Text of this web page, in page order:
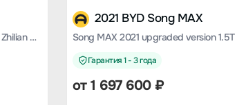
Song MAX 2019 1.5T automatic Zhilian Ruijin type 6-seater Country VI
2021 BYD Song MAX
Гарантия 1 - 3 года
от1 697 600₽